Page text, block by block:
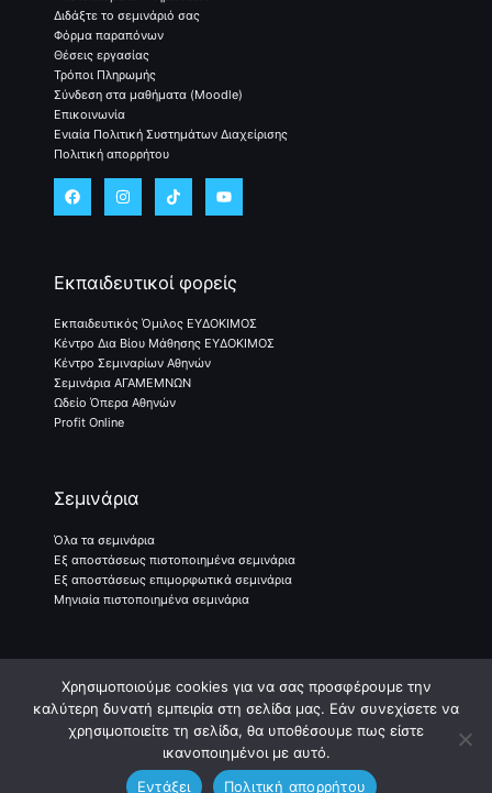
Διδάξτε το σεμινάριό σας
Φόρμα παραπόνων
Θέσεις εργασίας
Τρόποι Πληρωμής
Σύνδεση στα μαθήματα (Moodle)
Επικοινωνία
Ενιαία Πολιτική Συστημάτων Διαχείρισης
Πολιτική απορρήτου
Εκπαιδευτικοί φορείς
Εκπαιδευτικός Όμιλος ΕΥΔΟΚΙΜΟΣ
Κέντρο Δια Βίου Μάθησης ΕΥΔΟΚΙΜΟΣ
Κέντρο Σεμιναρίων Αθηνών
Σεμινάρια ΑΓΑΜΕΜΝΩΝ
Ωδείο Όπερα Αθηνών
Profit Online
Σεμινάρια
Όλα τα σεμινάρια
Εξ αποστάσεως πιστοποιημένα σεμινάρια
Εξ αποστάσεως επιμορφωτικά σεμινάρια
Μηνιαία πιστοποιημένα σεμινάρια
Γραφτείτε Στο Newsletter Μας
Copyright © 2026 Εκπαιδευτικός Όμιλος ΕΥΔΟΚΙΜΟΣ
Χρησιμοποιούμε cookies για να σας προσφέρουμε την
καλύτερη δυνατή εμπειρία στη σελίδα μας. Εάν συνεχίσετε να
χρησιμοποιείτε τη σελίδα, θα υποθέσουμε πως είστε
ικανοποιημένοι με αυτό.
Εντάξει
Πολιτική απορρήτου